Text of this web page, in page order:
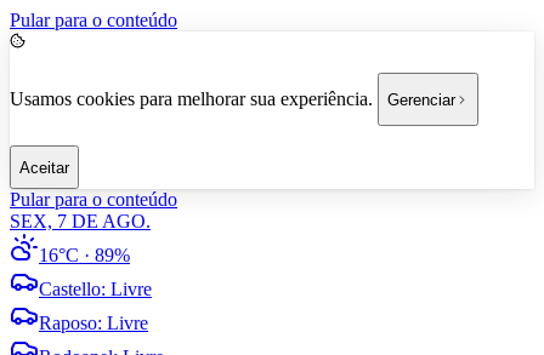
Pular para o conteúdo
Usamos cookies para melhorar sua experiência. Gerenciar
Aceitar
Pular para o conteúdo
SEX, 7 DE AGO.
16°C · 89%
Castello: Livre
Raposo: Livre